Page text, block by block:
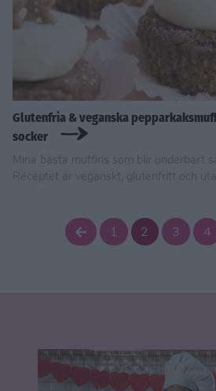
Glutenfria & veganska
socker
1 2 3 4